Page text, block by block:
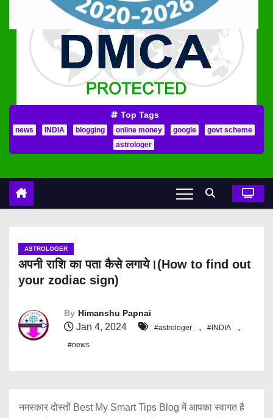
Top Tags
news INDIA blogging online money google
govt scheme
astrologer
ASTROLOGER
अपनी राशि का पता कैसे लगाये।(How to find out
your zodiac sign)
By Himanshu Papnai
Jan 4, 2024 #astrologer , #INDIA ,
#news
नमस्कार दोस्तों Best My Smart Tips Blog में आपका स्वागत है